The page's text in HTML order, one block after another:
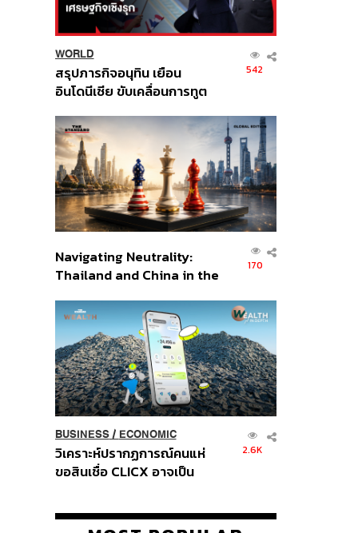
WORLD
สรุปภารกิจอนุทิน เยือน
อินโดนีเซีย ขับเคลื่อนการทูต
ส่วนยุทธศาสตร์ไทย –
อินโดนีเซีย
542
Navigating Neutrality:
Thailand and China in the
Order
170
BUSINESS/ ECONOMIC
วิเคราะห์ปรากฏการณ์คนแห่
ขอสินเชื่อ CLICX อาจเป็น
ปัญหาหนี้ครัวเรือนไทยที่ถูกซุก
2.6K